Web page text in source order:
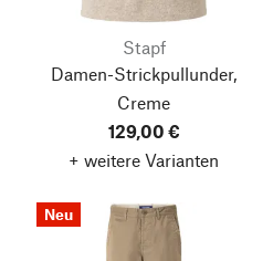
Stapf
Damen-Strickpullunder,
Creme
129,00 €
+ weitere Varianten
Neu